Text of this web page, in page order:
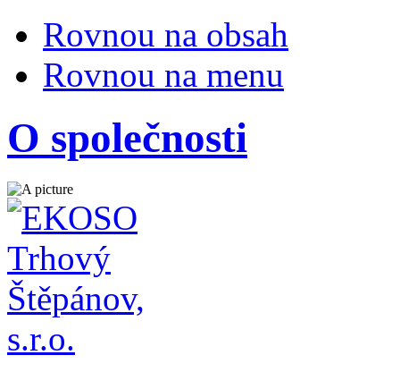
Rovnou na obsah
Rovnou na menu
O společnosti